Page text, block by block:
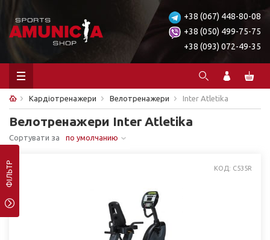
+38 (067) 448-80-08
+38 (050) 499-75-75
+38 (093) 072-49-35
Кардіотренажери Велотренажери Inter Atletika
Велотренажери Inter Atletika
Сортувати за по умолчанию
ФІЛЬТР КОД: C535R